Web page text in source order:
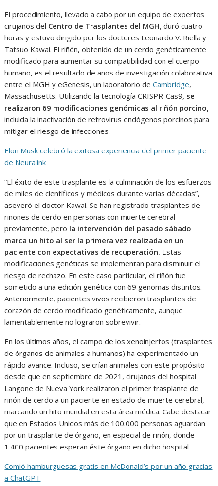
El procedimiento, llevado a cabo por un equipo de expertos
cirujanos del Centro de Trasplantes del MGH, duró cuatro
horas y estuvo dirigido por los doctores Leonardo V. Riella y
Tatsuo Kawai. El riñón, obtenido de un cerdo genéticamente
modificado para aumentar su compatibilidad con el cuerpo
humano, es el resultado de años de investigación colaborativa
entre el MGH y eGenesis, un laboratorio deCambridge,
Massachusetts. Utilizando la tecnología CRISPR-Cas9, se
realizaron 69 modificaciones genómicas al riñón porcino,
incluida la inactivación de retrovirus endógenos porcinos para
mitigar el riesgo de infecciones.
Elon Musk celebró la exitosa experiencia del primer paciente
de Neuralink
“El éxito de este trasplante es la culminación de los esfuerzos
de miles de científicos y médicos durante varias décadas”,
aseveró el doctor Kawai. Se han registrado trasplantes de
riñones de cerdo en personas con muerte cerebral
previamente, pero la intervención del pasado sábado
marca un hito al ser la primera vez realizada en un
paciente con expectativas de recuperación. Estas
modificaciones genéticas se implementan para disminuir el
riesgo de rechazo. En este caso particular, el riñón fue
sometido a una edición genética con 69 genomas distintos.
Anteriormente, pacientes vivos recibieron trasplantes de
corazón de cerdo modificado genéticamente, aunque
lamentablemente no lograron sobrevivir.
En los últimos años, el campo de los xenoinjertos (trasplantes
de órganos de animales a humanos) ha experimentado un
rápido avance. Incluso, se crían animales con este propósito
desde que en septiembre de 2021, cirujanos del hospital
Langone de Nueva York realizaron el primer trasplante de
riñón de cerdo a un paciente en estado de muerte cerebral,
marcando un hito mundial en esta área médica. Cabe destacar
que en Estados Unidos más de 100.000 personas aguardan
por un trasplante de órgano, en especial de riñón, donde
1.400 pacientes esperan éste órgano en dicho hospital.
Comió hamburguesas gratis en McDonald’s por un año gracias
a ChatGPT